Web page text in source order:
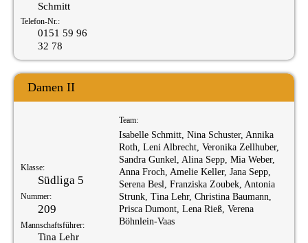
Schmitt
Telefon-Nr.:
0151 59 96
32 78
Damen II
Klasse:
Südliga 5
Nummer:
209
Mannschaftsführer:
Tina Lehr
Team:
Isabelle Schmitt, Nina Schuster, Annika
Roth, Leni Albrecht, Veronika Zellhuber,
Sandra Gunkel, Alina Sepp, Mia Weber,
Anna Froch, Amelie Keller, Jana Sepp,
Serena Besl, Franziska Zoubek, Antonia
Strunk, Tina Lehr, Christina Baumann,
Prisca Dumont, Lena Rieß, Verena
Böhnlein-Vaas